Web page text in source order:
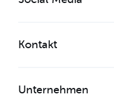
Kontakt
Unternehmen